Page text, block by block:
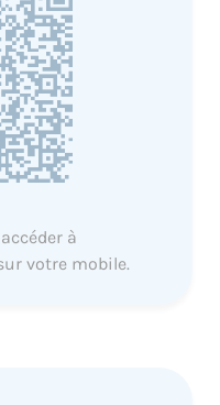
à
votre mobile.